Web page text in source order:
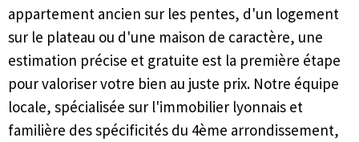
appartement ancien sur les pentes, d'un logement
sur le plateau ou d'une maison de caractère, une
estimation précise et gratuite est la première étape
pour valoriser votre bien au juste prix. Notre équipe
locale, spécialisée sur l'immobilier lyonnais et
familière des spécificités du 4ème arrondissement,